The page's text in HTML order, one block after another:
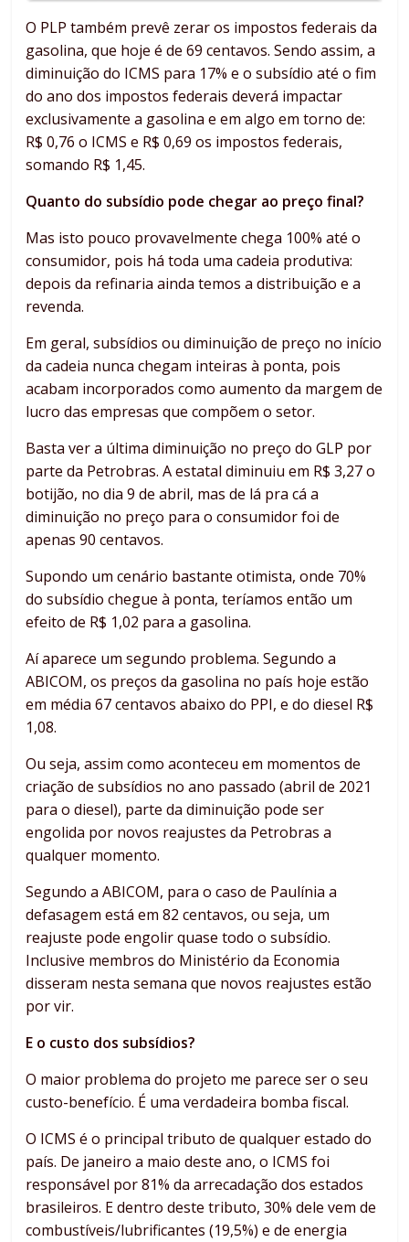
O PLP também prevê zerar os impostos federais da
gasolina, que hoje é de 69 centavos. Sendo assim, a
diminuição do ICMS para 17% e o subsídio até o fim
do ano dos impostos federais deverá impactar
exclusivamente a gasolina e em algo em torno de:
R$ 0,76 o ICMS e R$ 0,69 os impostos federais,
somando R$ 1,45.
Quanto do subsídio pode chegar ao preço final?
Mas isto pouco provavelmente chega 100% até o
consumidor, pois há toda uma cadeia produtiva:
depois da refinaria ainda temos a distribuição e a
revenda.
Em geral, subsídios ou diminuição de preço no início
da cadeia nunca chegam inteiras à ponta, pois
acabam incorporados como aumento da margem de
lucro das empresas que compõem o setor.
Basta ver a última diminuição no preço do GLP por
parte da Petrobras. A estatal diminuiu em R$ 3,27 o
botijão, no dia 9 de abril, mas de lá pra cá a
diminuição no preço para o consumidor foi de
apenas 90 centavos.
Supondo um cenário bastante otimista, onde 70%
do subsídio chegue à ponta, teríamos então um
efeito de R$ 1,02 para a gasolina.
Aí aparece um segundo problema. Segundo a
ABICOM, os preços da gasolina no país hoje estão
em média 67 centavos abaixo do PPI, e do diesel R$
1,08.
Ou seja, assim como aconteceu em momentos de
criação de subsídios no ano passado (abril de 2021
para o diesel), parte da diminuição pode ser
engolida por novos reajustes da Petrobras a
qualquer momento.
Segundo a ABICOM, para o caso de Paulínia a
defasagem está em 82 centavos, ou seja, um
reajuste pode engolir quase todo o subsídio.
Inclusive membros do Ministério da Economia
disseram nesta semana que novos reajustes estão
por vir.
E o custo dos subsídios?
O maior problema do projeto me parece ser o seu
custo-benefício. É uma verdadeira bomba fiscal.
O ICMS é o principal tributo de qualquer estado do
país. De janeiro a maio deste ano, o ICMS foi
responsável por 81% da arrecadação dos estados
brasileiros. E dentro deste tributo, 30% dele vem de
combustíveis/lubrificantes (19,5%) e de energia